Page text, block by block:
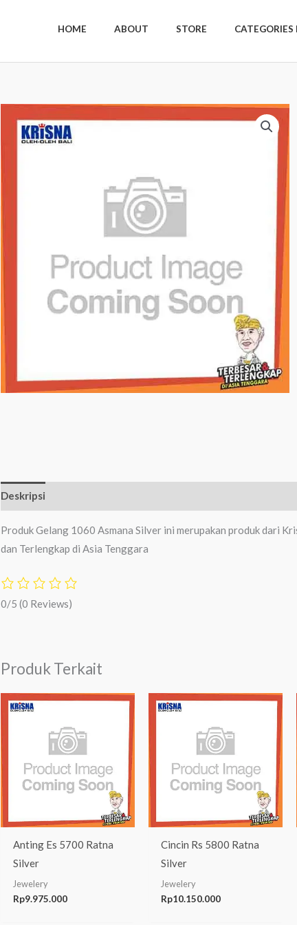
HOME ABOUT STORE
Deskripsi
Produk Gelang 1060 Asmana Silver ini merupakan produk dari
dan Terlengkap di Asia Tenggara
0/5 (0 Reviews)
Produk Terkait
Anting Es 5700 Ratna
Silver
Jewelery
Rp9.975.000
Cincin Rs 5800 Ratna
Silver
Jewelery
Rp10.150.000